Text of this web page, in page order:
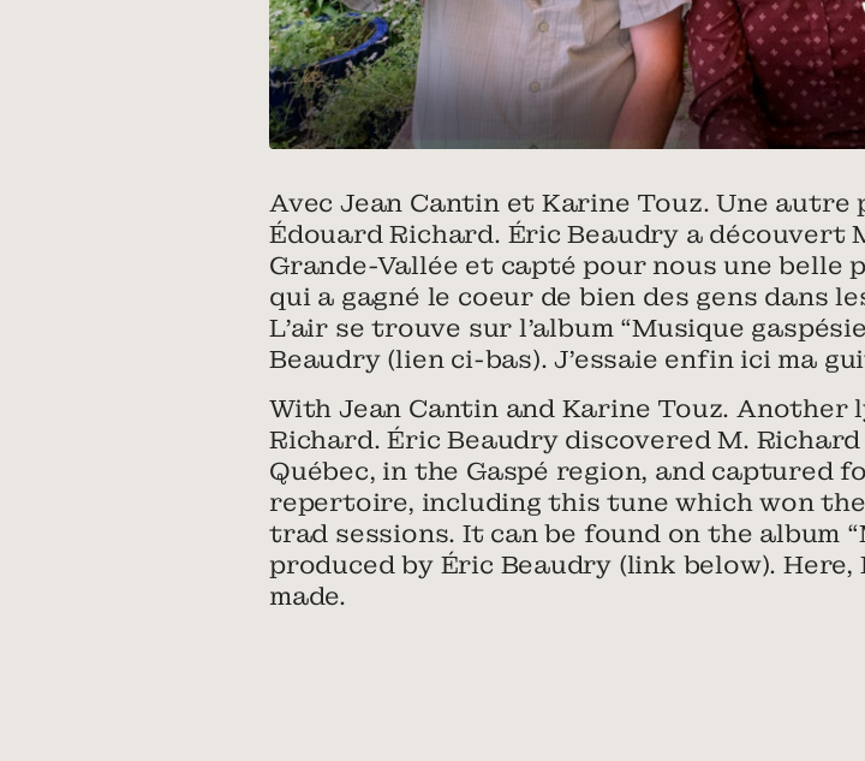
Avec Jean Cantin et Karine Touz. Une
Édouard Richard. Éric Beaudry a découvert
Grande-Vallée et capté pour nous une
qui a gagné le coeur de bien des gens dans
L’air se trouve sur l’album “Musique
Beaudry (lien ci-bas). J’essaie enfin ici ma
With Jean Cantin and Karine Touz.
Richard. Éric Beaudry discovered M.
Québec, in the Gaspé region, and captured
repertoire, including this tune which won
trad sessions. It can be found on the album
produced by Éric Beaudry (link below).
made.